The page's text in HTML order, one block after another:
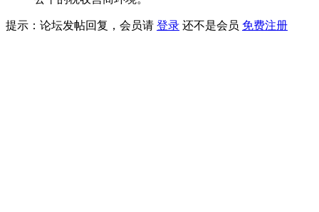
提示：论坛发帖回复，会员请 登录 还不是会员 免费注册